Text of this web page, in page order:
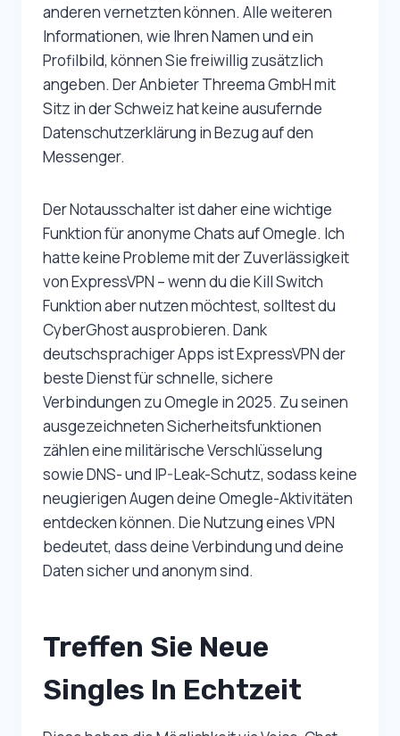
anderen vernetzten können. Alle weiteren
Informationen, wie Ihren Namen und ein
Profilbild, können Sie freiwillig zusätzlich
angeben. Der Anbieter Threema GmbH mit
Sitz in der Schweiz hat keine ausufernde
Datenschutzerklärung in Bezug auf den
Messenger.
Der Notausschalter ist daher eine wichtige
Funktion für anonyme Chats auf Omegle. Ich
hatte keine Probleme mit der Zuverlässigkeit
von ExpressVPN – wenn du die Kill Switch
Funktion aber nutzen möchtest, solltest du
CyberGhost ausprobieren. Dank
deutschsprachiger Apps ist ExpressVPN der
beste Dienst für schnelle, sichere
Verbindungen zu Omegle in 2025. Zu seinen
ausgezeichneten Sicherheitsfunktionen
zählen eine militärische Verschlüsselung
sowie DNS- und IP-Leak-Schutz, sodass keine
neugierigen Augen deine Omegle-Aktivitäten
entdecken können. Die Nutzung eines VPN
bedeutet, dass deine Verbindung und deine
Daten sicher und anonym sind.
Treffen Sie Neue
Singles In Echtzeit